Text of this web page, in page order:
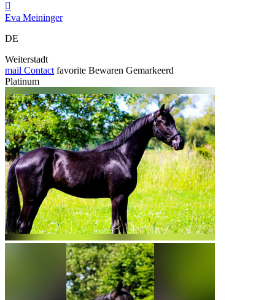

Eva Meininger
DE
Weiterstadt
mail Contact favorite Bewaren Gemarkeerd
Platinum